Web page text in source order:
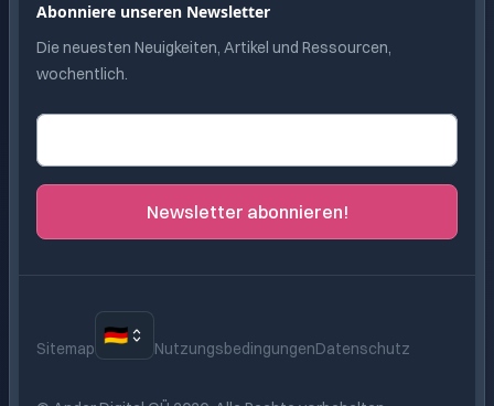
Abonniere unseren Newsletter
Die neuesten Neuigkeiten, Artikel und Ressourcen,
wochentlich.
E-Mail-Adresse
Newsletter abonnieren!
Sitemap
🇩🇪
NutzungsbedingungenDatenschutz